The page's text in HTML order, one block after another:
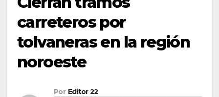
carreteros por
tolvaneras en la región
noroeste
Por Editor 22